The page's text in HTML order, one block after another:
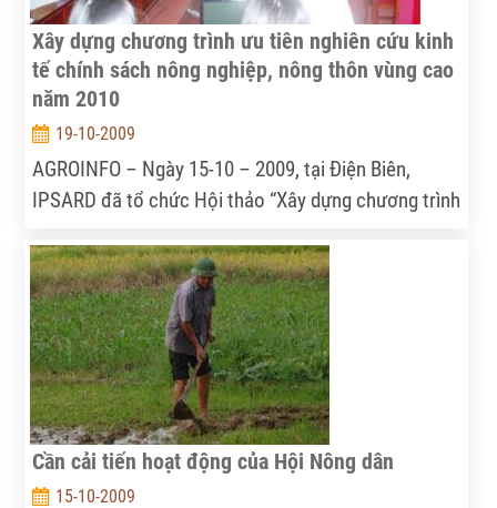
Xây dựng chương trình ưu tiên nghiên cứu kinh
tế chính sách nông nghiệp, nông thôn vùng cao
năm 2010
19-10-2009
AGROINFO – Ngày 15-10 – 2009, tại Điện Biên,
IPSARD đã tổ chức Hội thảo “Xây dựng chương trình
nông thôn vùng cao năm 2010”...
Cần cải tiến hoạt động của Hội Nông dân
15-10-2009